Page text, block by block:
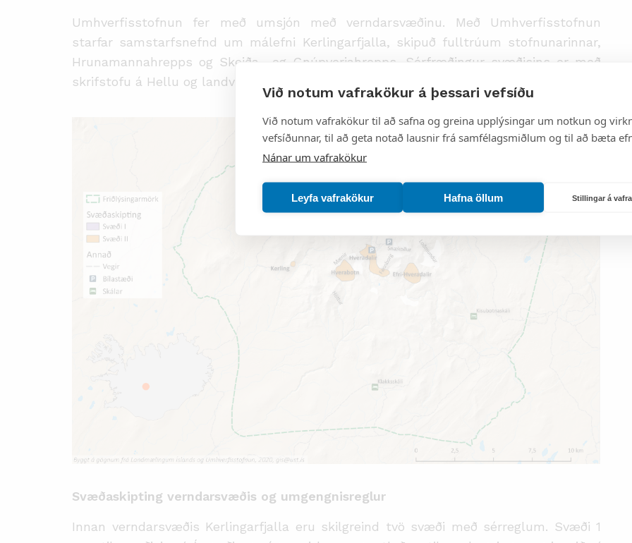
Við notum vafrakökur á þessari vefsíðu
Við notum vafrakökur til að safna og greina upplýsingar um notkun og
vefsíðunnar, til að geta notað lausnir frá samfélagsmiðlum og til að bæta
Nánar um vafrakökur
Leyfa vafrakökur Hafna öllum Stillingar á
Umhverfisstofnun fer með umsjón með verndarsvæðinu. Með Umhverfisstofnun
starfar samstarfsnefnd um málefni
Kerlingarfjalla, skipuð fulltrúum stofnunarinnar,
Hrunamannahrepps og Skeiða- og Gnúpverjahrepps. Sérfræðingur svæðisins er með
skrifstofu á Hellu og landvörður Umhverfisstofnunar er í fjöllunum yfir sumarið.
Svæðaskipting verndarsvæðis og umgengnisreglur
Innan verndarsvæðis Kerlingarfjalla eru skilgreind tvö svæði með sérreglum. Svæði 1